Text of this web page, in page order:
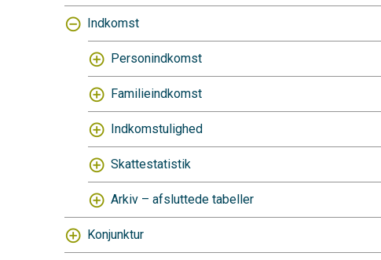
Indkomst
Personindkomst
Familieindkomst
Indkomstulighed
Skattestatistik
Arkiv – afsluttede tabeller
Konjunktur